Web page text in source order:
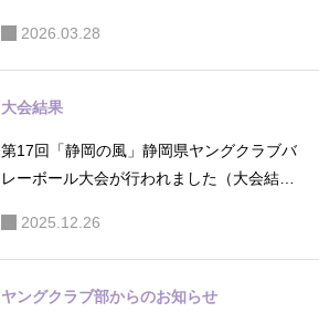
2026.03.28
大会結果
第17回「静岡の風」静岡県ヤングクラブバ
レーボール大会が行われました（大会結
2025.12.26
ヤングクラブ部からのお知らせ